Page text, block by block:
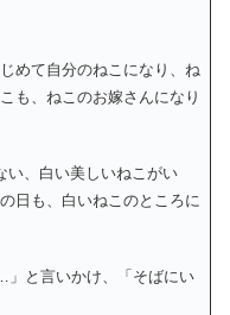
めて自分のねこになり、ね
も、ねこのお嫁さんになり
い、白い美しいねこがい
日も、白いねこのところに
と言いかけ、「そばにい